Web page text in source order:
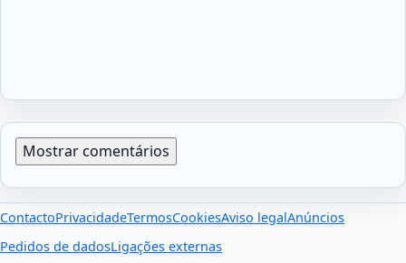
Mostrar comentários
ContactoPrivacidadeTermosCookiesAviso legalAnúncios
Pedidos de dadosLigações externas